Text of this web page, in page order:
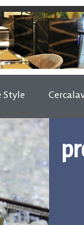
Style